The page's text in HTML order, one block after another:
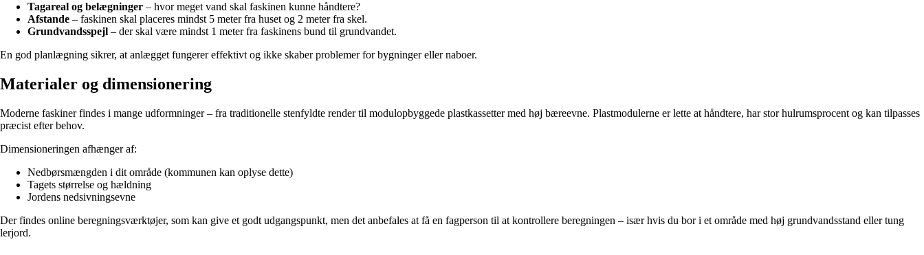
Tagareal og belægninger – hvor meget vand skal faskinen kunne håndtere?
Afstande – faskinen skal placeres mindst 5 meter fra huset og 2 meter fra skel.
Grundvandsspejl – der skal være mindst 1 meter fra faskinens bund til grundvandet.
En god planlægning sikrer, at anlægget fungerer effektivt og ikke skaber problemer for bygninger eller naboer.
Materialer og dimensionering
Moderne faskiner findes i mange udformninger – fra traditionelle stenfyldte render til modulopbyggede plastkassetter med høj bæreevne. Plastmodulerne er lette at håndtere, har stor hulrumsprocent og kan tilpasses
præcist efter behov.
Dimensioneringen afhænger af:
Nedbørsmængden i dit område (kommunen kan oplyse dette)
Tagets størrelse og hældning
Jordens nedsivningsevne
Der findes online beregningsværktøjer, som kan give et godt udgangspunkt, men det anbefales at få en fagperson til at kontrollere beregningen – især hvis du bor i et område med høj grundvandsstand eller tung
lerjord.